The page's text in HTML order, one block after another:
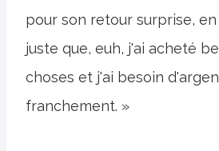
pour son retour surprise,
juste que, euh, j'ai acheté
choses et j'ai besoin
franchement. »